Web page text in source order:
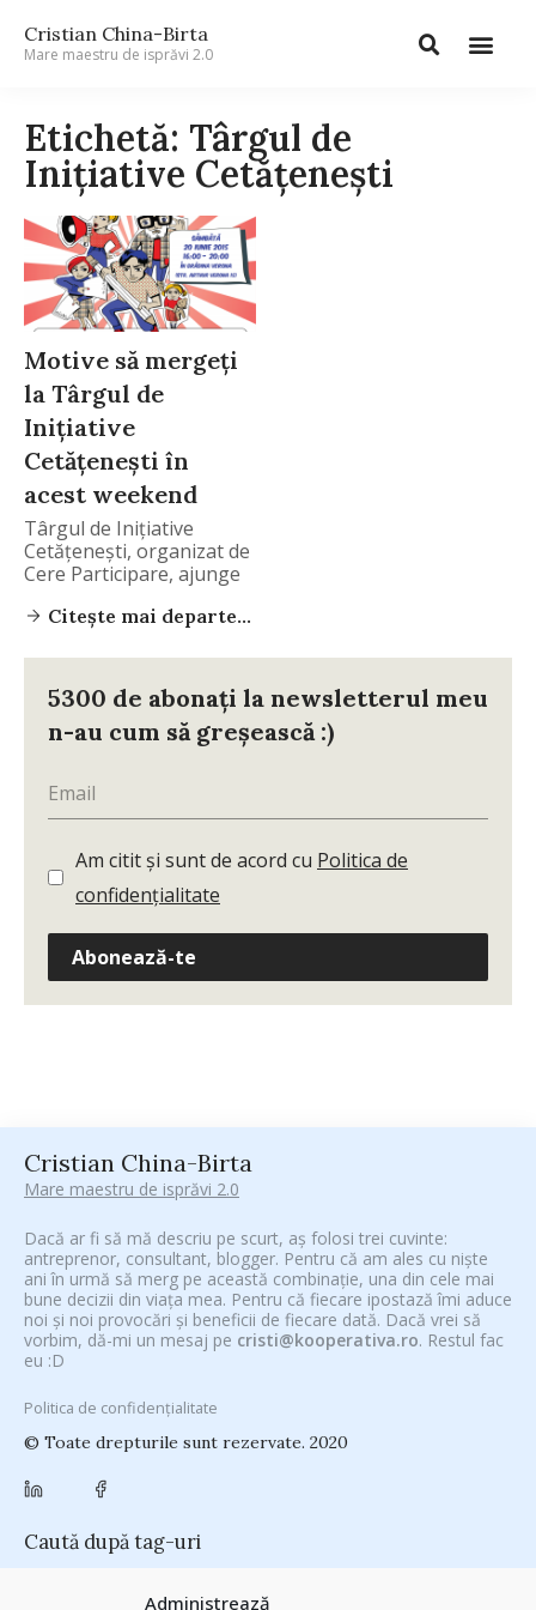
Administrează
Cristian China-Birta
Mare maestru de isprăvi 2.0
Etichetă: Târgul de
Inițiative Cetățenești
Motive să mergeți
la Târgul de
Inițiative
Cetățenești în
acest weekend
Târgul de Inițiative
Cetățenești, organizat de
Cere Participare, ajunge
Citește mai departe...
5300 de abonați la newsletterul meu
n-au cum să greșească :)
Am citit și sunt de acord cu Politica de
confidențialitate
Abonează-te
Cristian China-Birta
Mare maestru de isprăvi 2.0
Dacă ar fi să mă descriu pe scurt, aș folosi trei cuvinte:
antreprenor, consultant, blogger. Pentru că am ales cu niște
ani în urmă să merg pe această combinație, una din cele mai
bune decizii din viața mea. Pentru că fiecare ipostază îmi aduce
noi și noi provocări și beneficii de fiecare dată. Dacă vrei să
vorbim, dă-mi un mesaj pe cristi@kooperativa.ro. Restul fac
eu :D
Politica de confidențialitate
© Toate drepturile sunt rezervate. 2020
Caută după tag-uri